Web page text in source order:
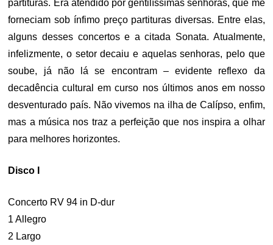
partituras. Era atendido por gentilíssimas senhoras, que me
forneciam sob ínfimo preço partituras diversas. Entre elas,
alguns desses concertos e a citada Sonata. Atualmente,
infelizmente, o setor decaiu e aquelas senhoras, pelo que
soube, já não lá se encontram – evidente reflexo da
decadência cultural em curso nos últimos anos em nosso
desventurado país. Não vivemos na ilha de Calípso, enfim,
mas a música nos traz a perfeição que nos inspira a olhar
para melhores horizontes.
Disco I
Concerto RV 94 in D-dur
1 Allegro
2 Largo